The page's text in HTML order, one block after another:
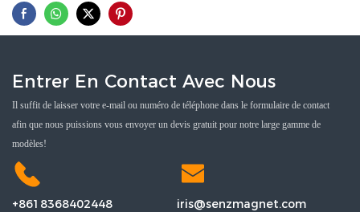
Entrer En Contact Avec Nous
Il suffit de laisser votre e-mail ou numéro de téléphone dans le formulaire de contact
afin que nous puissions vous envoyer un devis gratuit pour notre large gamme de
modèles!
+8618368402448
iris@senzmagnet.com